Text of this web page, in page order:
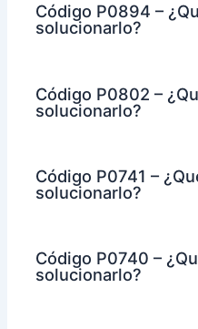
Código P0894 –
solucionarlo?
Código P0802 –
solucionarlo?
Código P0741 –
solucionarlo?
Código P0740 –
solucionarlo?